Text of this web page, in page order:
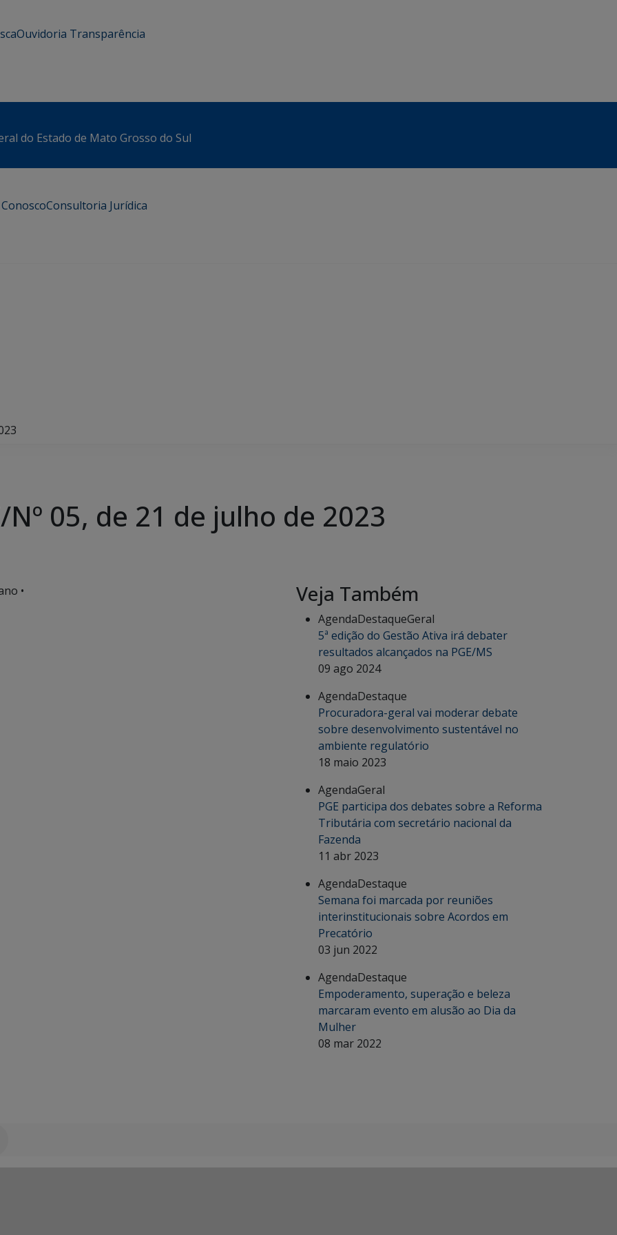
Ouvidoria Transparência
do Estado de Mato Grosso do Sul
Consultoria Jurídica
Nº 05, de 21 de julho de 2023
•
Veja Também
AgendaDestaqueGeral
5ª edição do Gestão Ativa irá debater
resultados alcançados na PGE/MS
09 ago 2024
AgendaDestaque
Procuradora-geral vai moderar debate
sobre desenvolvimento sustentável no
ambiente regulatório
18 maio 2023
AgendaGeral
PGE participa dos debates sobre a Reforma
Tributária com secretário nacional da
Fazenda
11 abr 2023
AgendaDestaque
Semana foi marcada por reuniões
interinstitucionais sobre Acordos em
Precatório
03 jun 2022
AgendaDestaque
Empoderamento, superação e beleza
marcaram evento em alusão ao Dia da
Mulher
08 mar 2022